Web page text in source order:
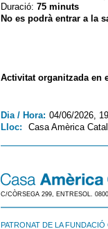
Duració: 75 minuts
No es podrà entrar a la
Activitat organitzada en
Dia / Hora: 04/06/2026,
Lloc:
Casa Amèrica
C/CÒRSEGA 299, ENTRESOL.
PATRONAT DE LA FUNDACIÓ